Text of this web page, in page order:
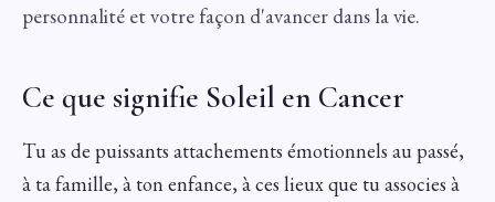
personnalité et votre façon d'avancer dans la vie.
Ce que signifie Soleil en Cancer
Tu as de puissants attachements émotionnels au passé,
à ta famille, à ton enfance, à ces lieux que tu associes à